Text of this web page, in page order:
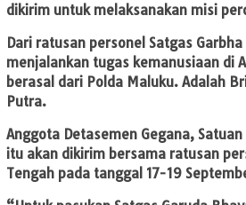
dikirim untuk melaksanakan misi
Dari ratusan personel Satgas
menjalankan tugas kemanusiaan di
berasal dari Polda Maluku. Adalah
Putra.
Anggota Detasemen Gegana,
itu akan dikirim bersama ratusan
Tengah pada tanggal 17-19